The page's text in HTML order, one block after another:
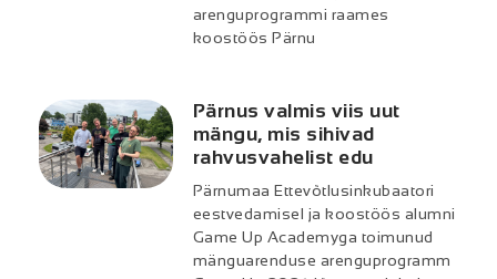
arenguprogrammi raames
koostöös Pärnu
Pärnus valmis viis uut
mängu, mis sihivad
rahvusvahelist edu
Pärnumaa Ettevõtlusinkubaatori
eestvedamisel ja koostöös alumni
Game Up Academyga toimunud
mänguarenduse arenguprogramm